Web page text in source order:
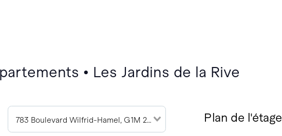
• Les Jardins de la Rive
783 Boulevard Wilfrid-Hamel, G1M 2R1 Plan de l'étage